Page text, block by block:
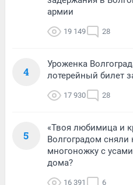
армии
19 149 28
4
Уроженка
лотерейный билет
17 930 28
5
«Твоя любимица и
Волгоградом
многоножку с
дома?
16 391 6